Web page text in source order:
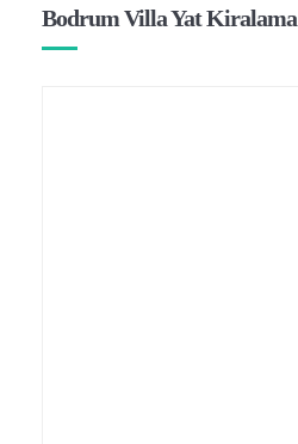
Bodrum Villa Yat Kiralama